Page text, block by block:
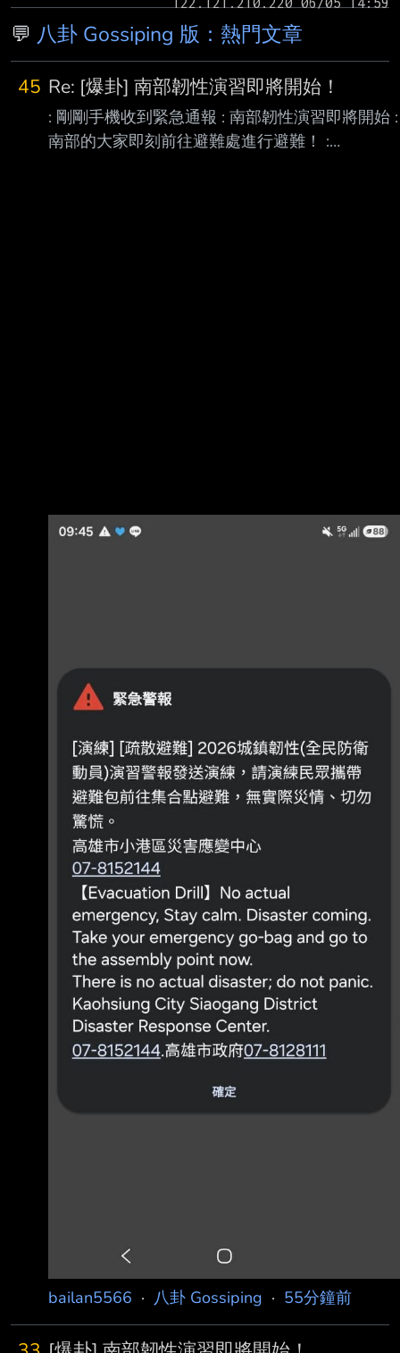
💬 八卦 Gossiping 版：熱門文章
45 Re: [爆卦] 南部韌性演習即將開始！
: 剛剛手機收到緊急通報 : 南部韌性演習即將開始 :
南部的大家即刻前往避難處進行避難！ :
bailan5566 · 八卦 Gossiping · 55分鐘前